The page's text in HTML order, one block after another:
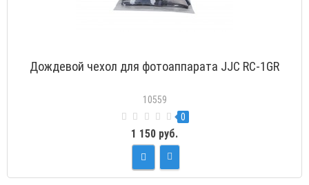
Дождевой чехол для фотоаппарата JJC RC-1GR
10559
0
1 150 руб.